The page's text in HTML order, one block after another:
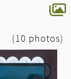
(10 photos)